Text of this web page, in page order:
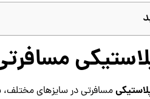
مسافرتی در سایزهای مختلف،